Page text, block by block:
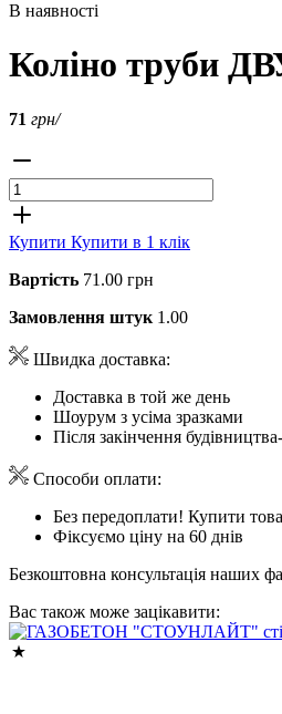
В наявності
Коліно труби
71 грн/
Купити Купити в 1 клік
Вартість 71.00 грн
Замовлення штук 1.00
Швидка доставка:
Доставка в той же день
Шоурум з усіма зразками
Після закінчення
Способи оплати:
Без передоплати! Купити
Фіксуємо ціну на 60 днів
Безкоштовна консультація наших
Вас також може зацікавити: